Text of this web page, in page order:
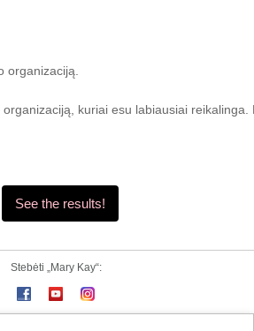
organizaciją.
organizaciją, kuriai esu labiausiai reikalinga.
Stebėti „Mary Kay“: